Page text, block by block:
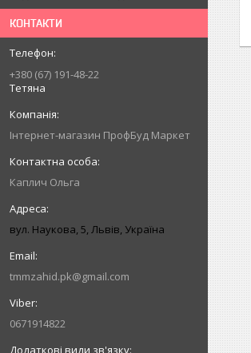
КОНТАКТИ
+380 (67) 191-48-22
Тетяна
Інтернет-магазин ПрофБуд Маркет
Каплич Ольга
вул. Наукова, 5, Львів, Україна
tmmzahid.pk@gmail.com
0671914822